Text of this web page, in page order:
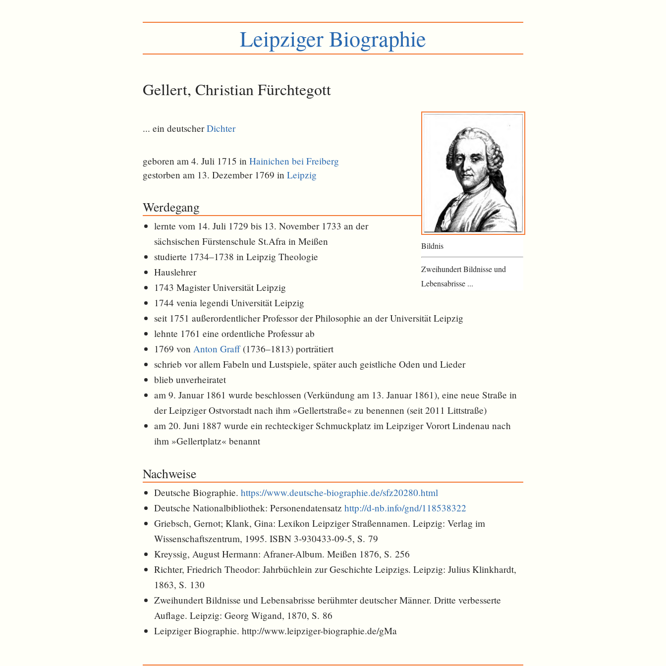
Leipziger Biographie
Gellert, Christian Fürchtegott
Bildnis
Zweihundert Bildnisse und
Lebensabrisse ...
... ein deutscherDichter
geboren am 4. Juli 1715 in Hainichen bei Freiberg
gestorben am 13. Dezember 1769 in Leipzig
Werdegang
lernte vom 14. Juli 1729 bis 13. November 1733 an der
sächsischen Fürstenschule St.Afra in Meißen
studierte 1734–1738 in Leipzig Theologie
Hauslehrer
1743 Magister Universität Leipzig
1744 venia legendi Universität Leipzig
seit 1751 außerordentlicher Professor der Philosophie an der Universität Leipzig
lehnte 1761 eine ordentliche Professur ab
1769 von Anton Graff(1736–1813) porträtiert
schrieb vor allem Fabeln und Lustspiele, später auch geistliche Oden und Lieder
blieb unverheiratet
am 9. Januar 1861 wurde beschlossen (Verkündung am 13. Januar 1861), eine neue Straße in
der Leipziger Ostvorstadt nach ihm »Gellertstraße« zu benennen (seit 2011 Littstraße)
am 20. Juni 1887 wurde ein rechteckiger Schmuckplatz im Leipziger Vorort Lindenau nach
ihm »Gellertplatz« benannt
Nachweise
Deutsche Biographie.https://www.deutsche-biographie.de/sfz20280.html
Deutsche Nationalbibliothek: Personendatensatzhttp://d-nb.info/gnd/118538322
Griebsch, Gernot; Klank, Gina: Lexikon Leipziger Straßennamen. Leipzig: Verlag im
Wissenschaftszentrum, 1995. ISBN 3-930433-09-5, S. 79
Kreyssig, August Hermann: Afraner-Album. Meißen 1876, S. 256
Richter, Friedrich Theodor: Jahrbüchlein zur Geschichte Leipzigs. Leipzig: Julius Klinkhardt,
1863, S. 130
Zweihundert Bildnisse und Lebensabrisse berühmter deutscher Männer. Dritte verbesserte
Auflage. Leipzig: Georg Wigand, 1870, S. 86
Leipziger Biographie. http://www.leipziger-biographie.de/gMa